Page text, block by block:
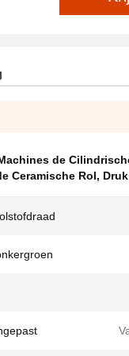
de
Ceramische Rol,